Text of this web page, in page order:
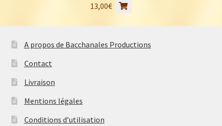
13,00€
A propos de Bacchanales Productions
Contact
Livraison
Mentions légales
Conditions d’utilisation